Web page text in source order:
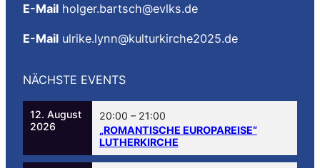
E-Mail holger.bartsch@evlks.de
E-Mail ulrike.lynn@kulturkirche2025.de
NÄCHSTE EVENTS
12. August
2026
20:00 –21:00
„ROMANTISCHE EUROPAREISE“
LUTHERKIRCHE